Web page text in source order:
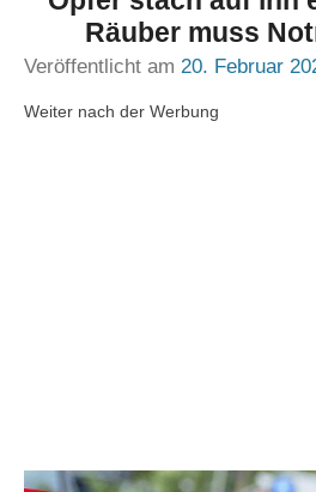
Räuber muss
Veröffentlicht am 20. Februar
Weiter nach der Werbung